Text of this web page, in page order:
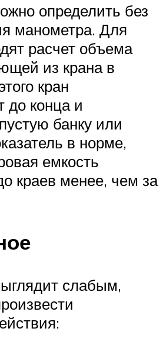
определить без
манометра. Для
расчет объема
из крана в
кран
до конца и
банку или
в норме,
емкость
краев менее, чем за
слабым,